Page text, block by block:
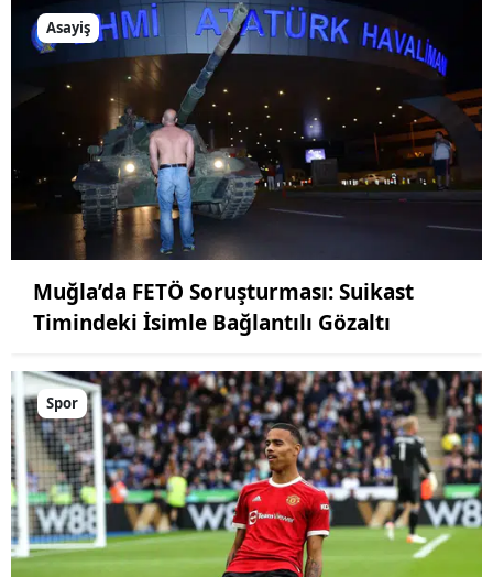
Asayiş
Muğla’da FETÖ Soruşturması: Suikast
Timindeki İsimle Bağlantılı Gözaltı
Spor